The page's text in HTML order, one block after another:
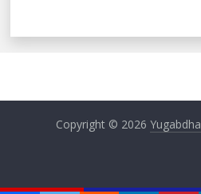
Copyright © 2026Yugabdha